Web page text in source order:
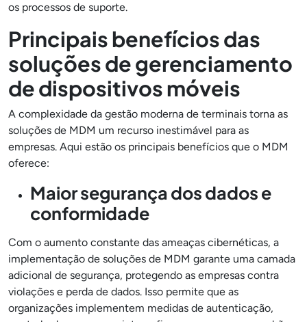
os processos de suporte.
Principais benefícios das
soluções de gerenciamento
de dispositivos móveis
A complexidade da gestão moderna de terminais torna as
soluções de MDM um recurso inestimável para as
empresas. Aqui estão os principais benefícios que o MDM
oferece:
Maior segurança dos dados e
conformidade
Com o aumento constante das ameaças cibernéticas, a
implementação de soluções de MDM garante uma camada
adicional de segurança, protegendo as empresas contra
violações e perda de dados. Isso permite que as
organizações implementem medidas de autenticação,